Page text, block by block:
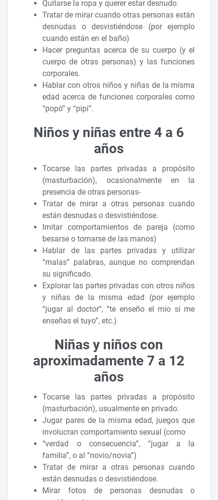
Quitarse la ropa y querer estar desnudo.
Tratar de mirar cuando otras personas están
desnudas o desvistiéndose (por ejemplo
cuando están en el baño)
Hacer preguntas acerca de su cuerpo (y el
cuerpo de otras personas) y las funciones
corporales.
Hablar con otros niños y niñas de la misma
edad acerca de funciones corporales como
“popó” y “pipí”.
Niños y niñas entre 4 a 6
años
Tocarse las partes privadas a propósito
(masturbación), ocasionalmente en la
presencia de otras personas-
Tratar de mirar a otras personas cuando
están desnudas o desvistiéndose.
Imitar comportamientos de pareja (como
besarse o tomarse de las manos)
Hablar de las partes privadas y utilizar
“malas” palabras, aunque no comprendan
su significado.
Explorar las partes privadas con otros niños
y niñas de la misma edad (por ejemplo
“jugar al doctor”, “te enseño el mío si me
enseñas el tuyo”, etc.)
Niñas y niños con
aproximadamente 7 a 12
años
Tocarse las partes privadas a propósito
(masturbación), usualmente en privado.
Jugar pares de la misma edad, juegos que
involucran comportamiento sexual (como
“verdad o consecuencia”, “jugar a la
familia”, o al “novio/novia”)
Tratar de mirar a otras personas cuando
están desnudas o desvistiéndose.
Mirar fotos de personas desnudas o